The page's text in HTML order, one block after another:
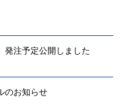
発注予定公開しました
のお知らせ